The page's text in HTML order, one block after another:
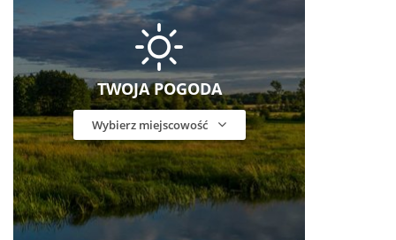
TWOJA POGODA
Wybierz miejscowość